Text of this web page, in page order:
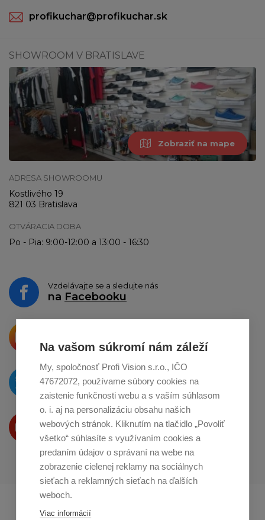
Na vašom súkromí nám záleží
My, spoločnosť Profi Vision s.r.o., IČO
47672072, používame súbory cookies na
zaistenie funkčnosti webu a s vaším súhlasom
o. i. aj na personalizáciu obsahu našich
webových stránok. Kliknutím na tlačidlo „Povoliť
všetko“ súhlasíte s využívaním cookies a
predaním údajov o správaní na webe na
zobrazenie cielenej reklamy na sociálnych
sieťach a reklamných sieťach na ďalších
weboch.
Viac informácií
profikuchar@profikuchar.sk
SHOWROOM V BRATISLAVE
Zobraziť na mape
ADRESA SHOWROOMU
Kostlivého 19
821 03 Bratislava
OTVÁRACIA DOBA
Po - Pia: 9:00-12:00 a 13:00 - 16:30
Vzdelávajte se a sledujte nás
na Facebooku
o zdieľanie naInstagrame
O novinkách píšeme
naTwitteri
Produkty Vám predstavujeme
na Youtube
Profikuchař.cz